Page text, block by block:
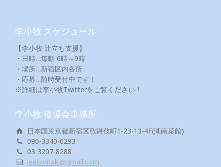
李小牧 スケジュール
【李小牧 辻立ち支援】
・日時…毎朝 6時～9時
・場所…新宿区内各所
・応募…随時受付中です！
※詳細は李小牧Twitterをご覧ください！
李小牧 後援会事務所
日本国東京都新宿区歌舞伎町1-23-13-4F(湖南菜館)
090-3340-0293
03-3207-8288
leekomaki@gmail.com